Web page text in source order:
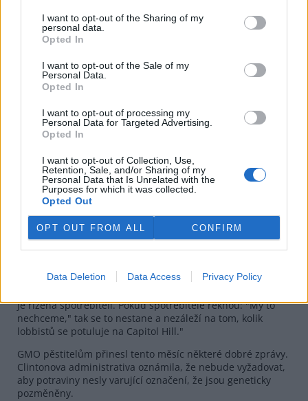
I want to opt-out of the Sharing of my
personal data.
Opted In
I want to opt-out of the Sale of my
Personal Data.
Opted In
I want to opt-out of processing my
Personal Data for Targeted Advertising.
Opted In
I want to opt-out of Collection, Use,
Retention, Sale, and/or Sharing of my
Personal Data that Is Unrelated with the
Purposes for which it was collected.
Opted Out
OPT OUT FROM ALL CONFIRM
Data Deletion Data Access Privacy Policy
Soy říká, že jeho řada sojových potravin nebude obsahovat
geneticky upravené boby.
veliké riziko, ale myslím, že musíme sledovat to, co chtějí
zákazníci, a pokusit se jim v tom vyjít vstříc. Takže právě
teď neprodáváme žádné GMO a příští rok budeme
zapojeni do nějaké výroby organických potravin."
Podle zemědělských úředníků amerického středozápadu to
vypadá, že farmáři oseli letos G-M-O sojovými boby a
kukuřicí méně hektarů, nicméně říkají, že je to
pravděpodobně jen přechodná situace než kontroverze
utichne.
Průzkum, který prováděl Food Marketing Institute
naznačuje, že 63% amerických spotřebitelů
pravděpodobně kupuje geneticky modifikované potraviny.
To je pokles ze 77% před čtyřmi lety. Podle Joe Smillie z
jak v obchodech s potravinami, tak ve Washingtonu.
je řízena spotřebiteli. Pokud spotřebitelé řeknou: "My to
nechceme," tak se to nestane a nezáleží na tom, kolik
lobbistů se potuluje na Capitol Hill."
GMO pěstitelům přinesl tento měsíc některé dobré zprávy.
Clintonova administrativa oznámila, že nebude vyžadovat,
aby potraviny nesly varující označení, že jsou geneticky
pozměněny.